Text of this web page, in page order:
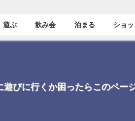
遊ぶ 飲み会 泊まる ショ
びに行くか困ったらこのペー